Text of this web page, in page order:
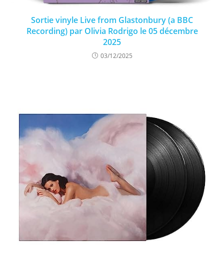
Sortie vinyle Live from Glastonbury (a BBC
Recording) par Olivia Rodrigo le 05 décembre
2025
03/12/2025